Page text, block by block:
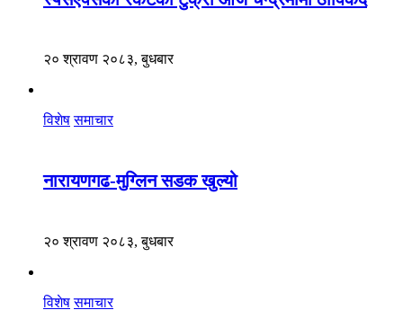
२० श्रावण २०८३, बुधबार
विशेष समाचार
नारायणगढ-मुग्लिन सडक खुल्यो
२० श्रावण २०८३, बुधबार
विशेष समाचार